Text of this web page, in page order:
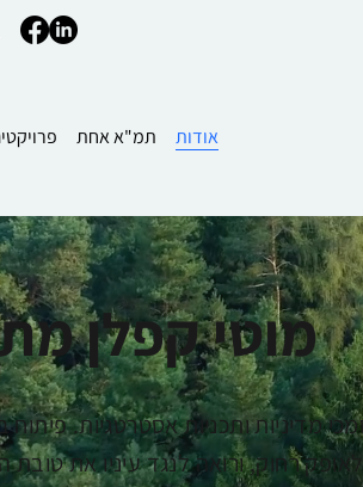
אודות תמ"א אחת
מוטי קפלן
ותכניות אסטרטגיות. פיתוח
רחוק, ורואה לנגד עיניו את